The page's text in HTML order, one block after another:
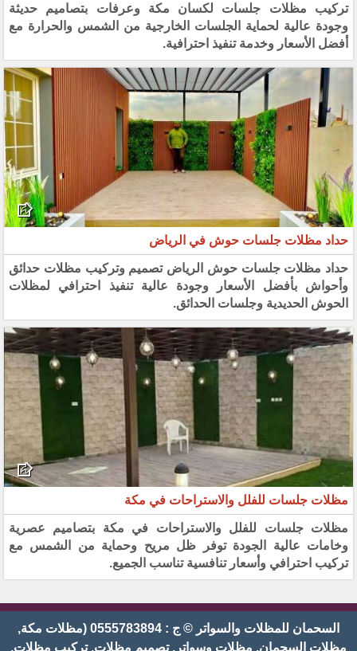
تركيب مظلات جلسات لكسان مكة وعرفات بتصاميم حديثة
وجودة عالية لحماية الجلسات الخارجية من الشمس والحرارة مع
أفضل الأسعار وخدمة تنفيذ احترافية.
حداد مظلات جلسات حوش في الرياض
حداد مظلات جلسات حوش الرياض تصميم وتركيب مظلات حدائق
وأحواش بأفضل الأسعار وجودة عالية تنفيذ احترافي لمظلات
الحوش الحديدية وجلسات الحدائق.
مظلات جلسات للفلل والاستراحات في مكة
مظلات جلسات للفلل والاستراحات في مكة بتصاميم عصرية
وخامات عالية الجودة توفر ظل مريح وحماية من الشمس مع
تركيب احترافي وأسعار تنافسية تناسب الجميع.
السحمان للمظلات والسواتر © ج : 0555783894 (مظلات مكة,
مظلات السحمان, مظلات وسواتر, تصميم مظلات, تركيب مظلات,